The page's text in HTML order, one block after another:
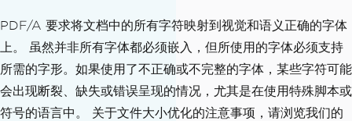
PDF/A 要求将文档中的所有字符映射到视觉和语义正确的字体
上。 虽然并非所有字体都必须嵌入，但所使用的字体必须支持
所需的字形。如果使用了不正确或不完整的字体，某些字符可能
会出现断裂、缺失或错误呈现的情况，尤其是在使用特殊脚本或
符号的语言中。 关于文件大小优化的注意事项，请浏览我们的